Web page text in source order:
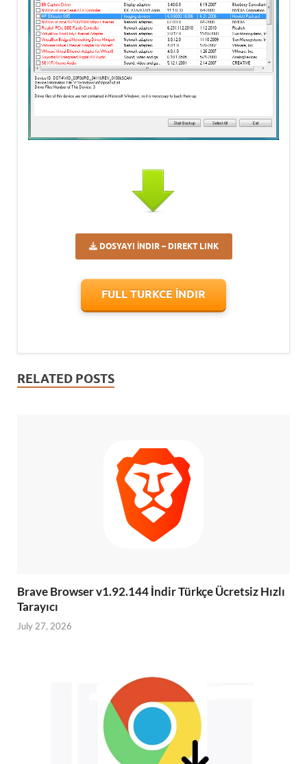
DOSYAYI İNDIR – DIREKT LINK
FULL TURKCE İNDIR
RELATED POSTS
Brave Browser v1.92.144 İndir Türkçe Ücretsiz Hızlı
Tarayıcı
July 27, 2026